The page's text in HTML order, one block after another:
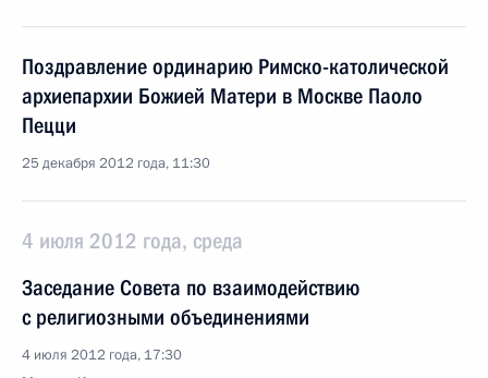
Поздравление ординарию Римско-католической
архиепархии Божией Матери в Москве Паоло
Пецци
25 декабря 2012 года, 11:30
4 июля 2012 года, среда
Заседание Совета по взаимодействию
с религиозными объединениями
4 июля 2012 года, 17:30